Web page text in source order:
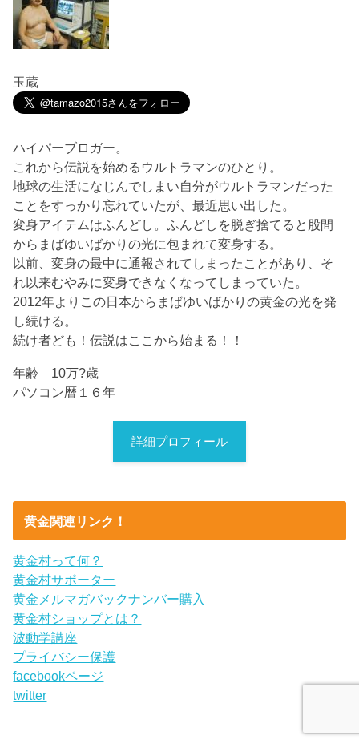
玉蔵
ハイパーブロガー。
これから伝説を始めるウルトラマンのひとり。
地球の生活になじんでしまい自分がウルトラマンだった
ことをすっかり忘れていたが、最近思い出した。
変身アイテムはふんどし。ふんどしを脱ぎ捨てると股間
からまばゆいばかりの光に包まれて変身する。
以前、変身の最中に通報されてしまったことがあり、そ
れ以来むやみに変身できなくなってしまっていた。
2012年よりこの日本からまばゆいばかりの黄金の光を発
し続ける。
続け者ども！伝説はここから始まる！！
年齢 10万?歳
パソコン暦１６年
詳細プロフィール
黄金関連リンク！
黄金村って何？
黄金村サポーター
黄金メルマガバックナンバー購入
黄金村ショップとは？
波動学講座
プライバシー保護
facebookページ
twitter